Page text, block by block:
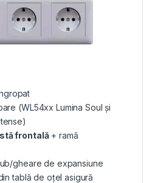
(WL54xx Lumina Soul și
frontală+ ramă
gheare de expansiune
tablă de oțel asigură